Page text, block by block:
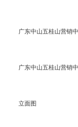
广东中山五桂山营销
广东中山五桂山营销
立面图